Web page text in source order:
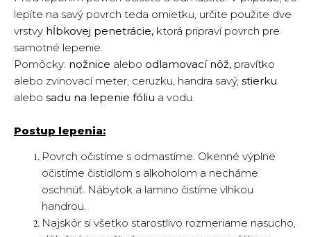
lepíte na savý povrch teda omietku, určite použite dve
vrstvy hĺbkovej penetrácie, ktorá pripraví povrch pre
samotné lepenie.
Pomôcky: nožnice alebo odlamovací nôž, pravítko
alebo zvinovací meter, ceruzku, handra savý, stierku
alebo sadu na lepenie fóliu a vodu.
Postup lepenia:
Povrch očistíme s odmastíme. Okenné výplne
očistíme čistidlom s alkoholom a necháme
oschnúť. Nábytok a lamino čistíme vlhkou
handrou.
Najskôr si všetko starostlivo rozmeriame nasucho,